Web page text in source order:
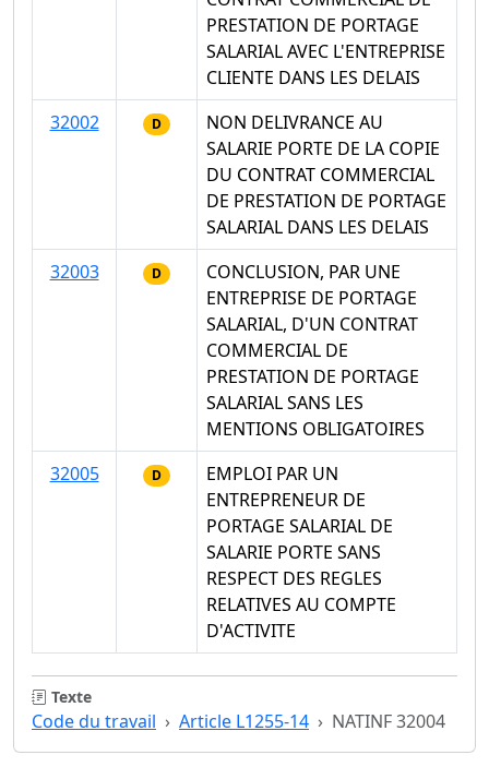
PRESTATION DE PORTAGE
SALARIAL AVEC L'ENTREPRISE
CLIENTE DANS LES DELAIS
32002
D
NON DELIVRANCE AU
SALARIE PORTE DE LA COPIE
DU CONTRAT COMMERCIAL
DE PRESTATION DE PORTAGE
SALARIAL DANS LES DELAIS
32003
D
CONCLUSION, PAR UNE
ENTREPRISE DE PORTAGE
SALARIAL, D'UN CONTRAT
COMMERCIAL DE
PRESTATION DE PORTAGE
SALARIAL SANS LES
MENTIONS OBLIGATOIRES
32005
D
EMPLOI PAR UN
ENTREPRENEUR DE
PORTAGE SALARIAL DE
SALARIE PORTE SANS
RESPECT DES REGLES
RELATIVES AU COMPTE
D'ACTIVITE
Texte
Code du travail Article L1255-14 NATINF 32004